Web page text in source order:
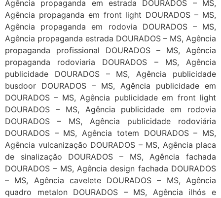
Agência propaganda em estrada DOURADOS – MS,
Agência propaganda em front light DOURADOS – MS,
Agência propaganda em rodovia DOURADOS – MS,
Agência propaganda estrada DOURADOS – MS, Agência
propaganda profissional DOURADOS – MS, Agência
propaganda rodoviaria DOURADOS – MS, Agência
publicidade DOURADOS – MS, Agência publicidade
busdoor DOURADOS – MS, Agência publicidade em
DOURADOS – MS, Agência publicidade em front light
DOURADOS – MS, Agência publicidade em rodovia
DOURADOS – MS, Agência publicidade rodoviária
DOURADOS – MS, Agência totem DOURADOS – MS,
Agência vulcanização DOURADOS – MS, Agência placa
de sinalização DOURADOS – MS, Agência fachada
DOURADOS – MS, Agência design fachada DOURADOS
– MS, Agência cavelete DOURADOS – MS, Agência
quadro metalon DOURADOS – MS, Agência ilhós e